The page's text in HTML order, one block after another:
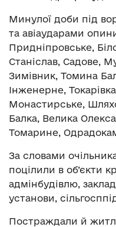
Минулої доби під
та авіаударами
Придніпровське,
Станіслав, Садове,
Зимівник, Томина
Інженерне,
Монастирське,
Балка, Велика
Томарине,
За словами
поцілили в об’єкти
адмінбудівлю,
установи,
Постраждали й